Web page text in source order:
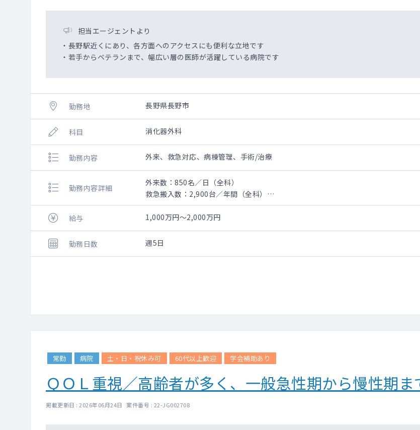
担当エージェントより
・長野駅近くにあり、各方面へのアクセスにも便利な立地です
・若手からベテランまで、幅広い層の医師が活躍している病院です
勤務地 長野県長野市
科目 消化器外科
勤務内容 外来、救急対応、病棟管理、手術/治療
勤務内容詳細
外来数：850名／日（全科）
救急搬入数：2,900台／年間（全科）
手術数：1,400件／年間（全科）
給与
1,000万円～2,000万円
勤務日数 週5日
常勤 病院 土・日・祝休み可 60代以上歓迎 学会補助あり
ＱＯＬ重視／高齢者が多く、一般急性期から慢性期
掲載更新日 : 2026年06月24日 案件番号 : 22-JG002708